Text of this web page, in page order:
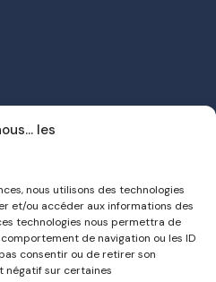
les
nous utilisons des technologies
et/ou accéder aux informations des
technologies nous permettra de
de navigation ou les ID
consentir ou de retirer son
négatif sur certaines